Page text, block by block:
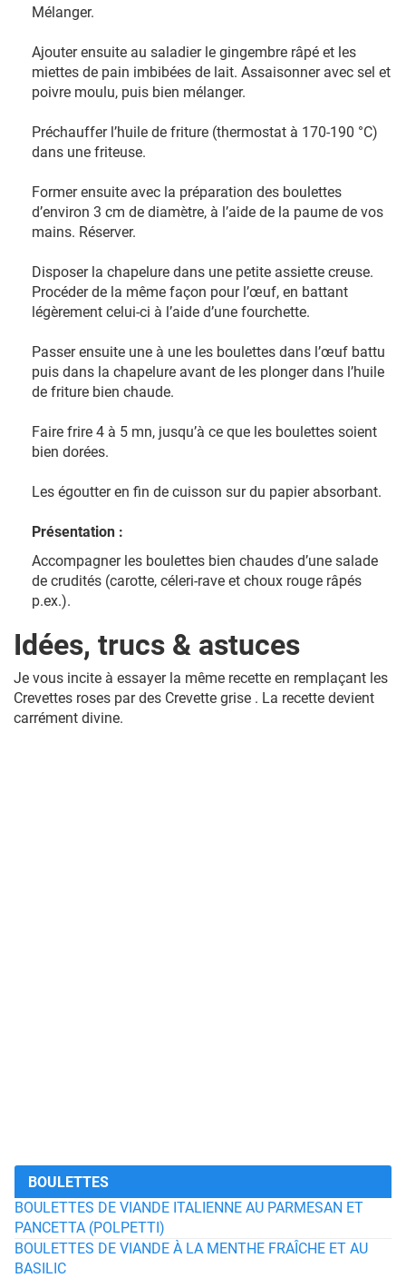
Mélanger.
Ajouter ensuite au saladier le gingembre râpé et les
miettes de pain imbibées de lait. Assaisonner avec sel et
poivre moulu, puis bien mélanger.
Préchauffer l’huile de friture (thermostat à 170-190 °C)
dans une friteuse.
Former ensuite avec la préparation des boulettes
d’environ 3 cm de diamètre, à l’aide de la paume de vos
mains. Réserver.
Disposer la chapelure dans une petite assiette creuse.
Procéder de la même façon pour l’œuf, en battant
légèrement celui-ci à l’aide d’une fourchette.
Passer ensuite une à une les boulettes dans l’œuf battu
puis dans la chapelure avant de les plonger dans l’huile
de friture bien chaude.
Faire frire 4 à 5 mn, jusqu’à ce que les boulettes soient
bien dorées.
Les égoutter en fin de cuisson sur du papier absorbant.
Présentation :
Accompagner les boulettes bien chaudes d’une salade
de crudités (carotte, céleri-rave et choux rouge râpés
p.ex.).
Idées, trucs & astuces
Je vous incite à essayer la même recette en remplaçant les
Crevettes roses par des Crevette grise . La recette devient
carrément divine.
BOULETTES
BOULETTES DE VIANDE ITALIENNE AU PARMESAN ET
PANCETTA (POLPETTI)
BOULETTES DE VIANDE À LA MENTHE FRAÎCHE ET AU
BASILIC